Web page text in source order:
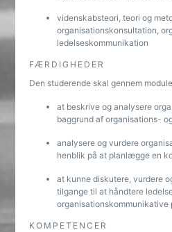
videnskabsteori, teori og
organisationskonsultation,
ledelseskommunikation
FÆRDIGHEDER
Den studerende skal gennem
at beskrive og analysere
baggrund af organisations-
analysere og vurdere
henblik på at planlægge en
at kunne diskutere, vurdere
tilgange til at håndtere
organisationskommunikative
KOMPETENCER